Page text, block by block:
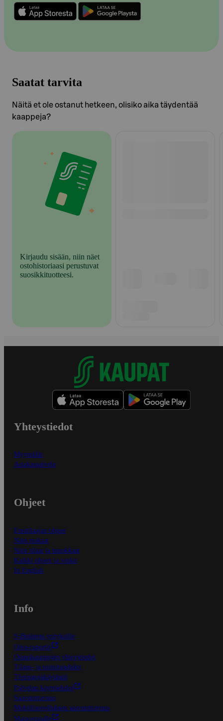
Saatat tarvita
Näitä et ole ostanut hetkeen, olisiko aika täydentää
kaappeja?
Ohita listaus
Kirjaudu sisään, niin näet
ostohistoriaasi perustuvat
suosikkituotteesi.
Yhteystiedot
Myymälät
Asiakaspalvelu
Ohjeet
Ensitilaajan ohjeet
Näin maksat
Näin tilaat ja muokkaat
Kaikki ohjeet ja vinkit
In English
Info
S-Business yrityksille
Oiva-raportit
Osuuskauppojen yhteystiedot
Tilaus- ja toimitusehdot
Tietosuojakäytäntö
Palvelun käyttöehdot
Saavutettavuus
Mobiilisovelluksen saavutettavuus
Mainostajalle